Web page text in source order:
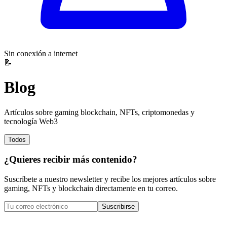
Sin conexión a internet
📝
Blog
Artículos sobre gaming blockchain, NFTs, criptomonedas y
tecnología Web3
Todos
¿Quieres recibir más contenido?
Suscríbete a nuestro newsletter y recibe los mejores artículos sobre
gaming, NFTs y blockchain directamente en tu correo.
Suscribirse